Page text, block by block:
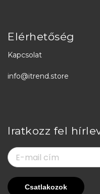
Elérhetőség
Kapcsolat
info@itrend.store
Iratkozz fel